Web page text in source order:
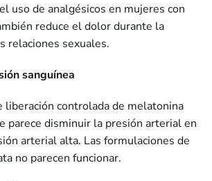
uso de analgésicos en mujeres con
reduce el dolor durante la
relaciones sexuales.
sanguínea
liberación controlada de melatonina
parece disminuir la presión arterial en
arterial alta. Las formulaciones de
no parecen funcionar.